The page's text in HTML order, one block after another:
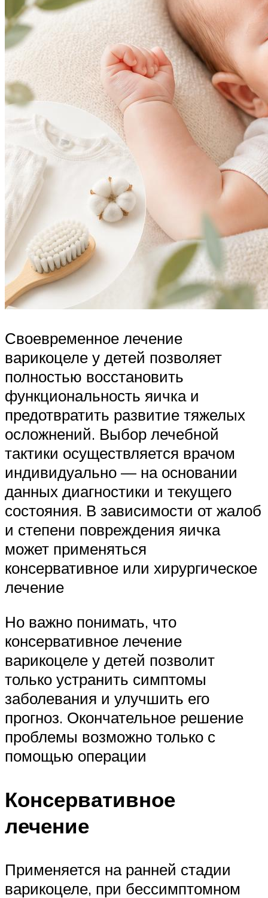
Своевременное лечение
варикоцеле у детей позволяет
полностью восстановить
функциональность яичка и
предотвратить развитие тяжелых
осложнений. Выбор лечебной
тактики осуществляется врачом
индивидуально — на основании
данных диагностики и текущего
состояния. В зависимости от жалоб
и степени повреждения яичка
может применяться
консервативное или хирургическое
лечение
Но важно понимать, что
консервативное лечение
варикоцеле у детей позволит
только устранить симптомы
заболевания и улучшить его
прогноз. Окончательное решение
проблемы возможно только с
помощью операции
Консервативное
лечение
Применяется на ранней стадии
варикоцеле, при бессимптомном